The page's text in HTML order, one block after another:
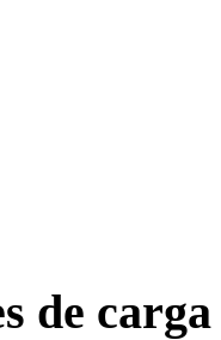
de carga